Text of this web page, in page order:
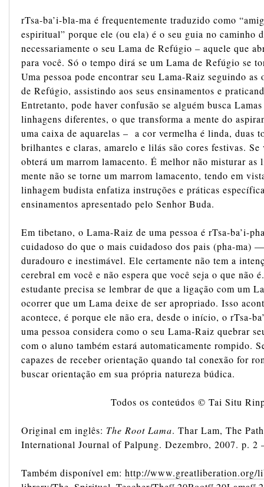
rTsa-ba’i-bla-ma é frequentemente traduzido como
espiritual” porque ele (ou ela) é o seu guia no caminho
necessariamente o seu Lama de Refúgio – aquele que
para você. Só o tempo dirá se um Lama de Refúgio se
Uma pessoa pode encontrar seu Lama-Raiz seguindo as
de Refúgio, assistindo aos seus ensinamentos e
Entretanto, pode haver confusão se alguém busca
linhagens diferentes, o que transforma a mente do
uma caixa de aquarelas – a cor vermelha é linda, duas
brilhantes e claras, amarelo e lilás são cores festivas.
obterá um marrom lamacento. É melhor não misturar as
mente não se torne um marrom lamacento, tendo em
linhagem budista enfatiza instruções e práticas
ensinamentos apresentado pelo Senhor Buda.
Em tibetano, o Lama-Raiz de uma pessoa é rTsa-ba’i-
cuidadoso do que o mais cuidadoso dos pais (pha-ma)
duradouro e inestimável. Ele certamente não tem a
cerebral em você e não espera que você seja o que não
estudante precisa se lembrar de que a ligação com um
ocorrer que um Lama deixe de ser apropriado. Isso
acontece, é porque ele não era, desde o início, o rTsa-
uma pessoa considera como o seu Lama-Raiz quebrar
com o aluno também estará automaticamente rompido.
capazes de receber orientação quando tal conexão for
buscar orientação em sua própria natureza búdica.
Todos os conteúdos © Tai Situ
Original em inglês: The Root Lama. Thar Lam, The
International Journal of Palpung. Dezembro, 2007. p. 2
Também disponível em: http://www.greatliberation.org/